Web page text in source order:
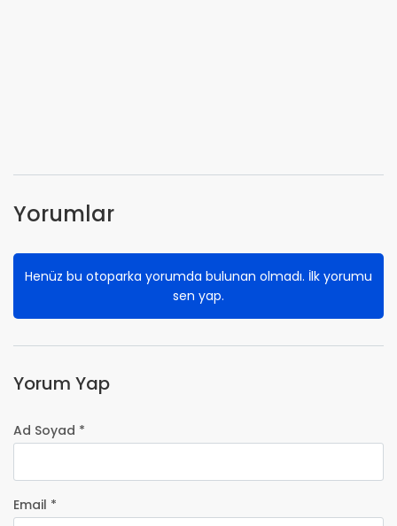
Yorumlar
Henüz bu otoparka yorumda bulunan olmadı. İlk yorumu
sen yap.
Yorum Yap
Ad Soyad *
Email *